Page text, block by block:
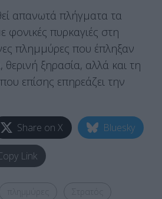
απανωτά πλήγματα τα
φονικές πυρκαγιές στη
πλημμύρες που έπληξαν
ξηρασία, αλλά και τη
επίσης επηρεάζει την
Share on X Bluesky
Link